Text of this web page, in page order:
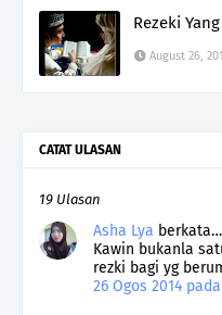
Rezeki
August 26,
CATAT ULASAN
19 Ulasan
Asha Lya berkata…
Kawin bukanla
rezki bagi yg
26 Ogos 2014 pada